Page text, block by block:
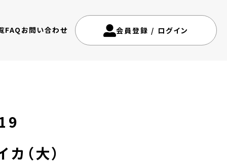
FAQ お問い合わせ 会員登録 / ログイン
（大）